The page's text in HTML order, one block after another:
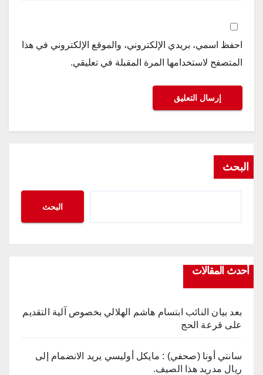
احفظ اسمي، بريدي الإلكتروني، والموقع الإلكتروني في هذا
المتصفح لاستخدامها المرة المقبلة في تعليقي.
البحث
البحث
أحدث المقالات
بعد بيان النائب ابتسام هاشم الهلالي بخصوص آلية التقديم
على قرعة الحج
سانتي أونا (صحفي) : مايكل أوليسي يريد الانضمام إلى
ريال مدريد هذا الصيف.